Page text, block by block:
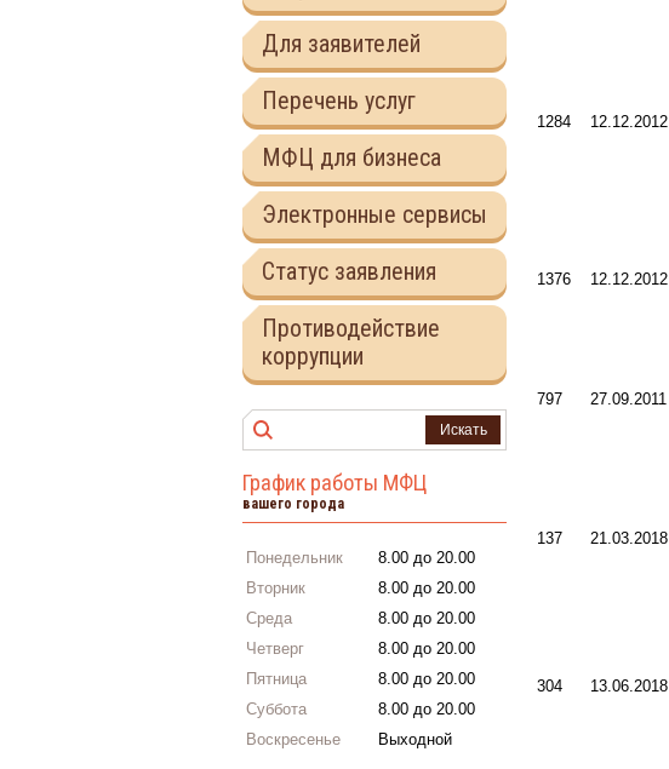
Для заявителей
Перечень услуг
МФЦ для бизнеса
Электронные сервисы
Статус заявления
Противодействие
коррупции
Искать
График работы МФЦ
вашего города
Понедельник
8.00 до 20.00
Вторник
8.00 до 20.00
Среда
8.00 до 20.00
Четверг
8.00 до 20.00
Пятница
8.00 до 20.00
Суббота
8.00 до 20.00
Воскресенье
Выходной
1284 12.12.2012
1376 12.12.2012
797 27.09.2011
137 21.03.2018
304 13.06.2018